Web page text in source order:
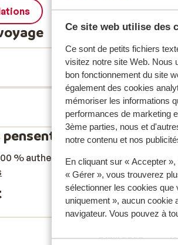
Ce site web utilise des
Ce sont de petits fichiers
visitez notre site Web. Nous
bon fonctionnement du site
également des cookies
mémoriser les informations
performances de marketing
3ème parties, nous et
notre contenu et nos
En cliquant sur « Accepter
« Gérer », vous trouverez
sélectionner les cookies
uniquement », aucun cookie
navigateur. Vous pouvez à
% authentiques qui reflètent
3 juil. 2026